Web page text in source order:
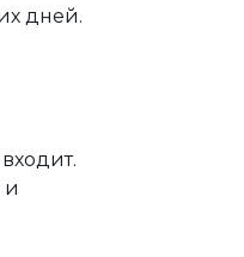
дней.
и